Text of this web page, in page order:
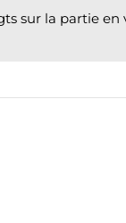
sur la partie en